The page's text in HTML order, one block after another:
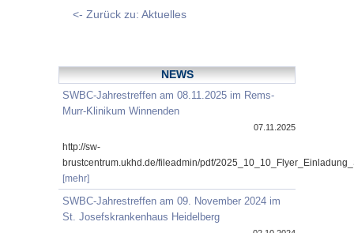
<- Zurück zu: Aktuelles
NEWS
SWBC-Jahrestreffen am 08.11.2025 im Rems-
Murr-Klinikum Winnenden
07.11.2025
http://sw-
brustcentrum.ukhd.de/fileadmin/pdf/
[mehr]
SWBC-Jahrestreffen am 09. November 2024 im
St. Josefskrankenhaus Heidelberg